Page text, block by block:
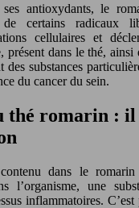
antioxydants, le
de certains radicaux
cellulaires et
présent dans le thé, ainsi
substances
du cancer du sein.
thé romarin :
contenu dans le
l’organisme, une
inflammatoires.